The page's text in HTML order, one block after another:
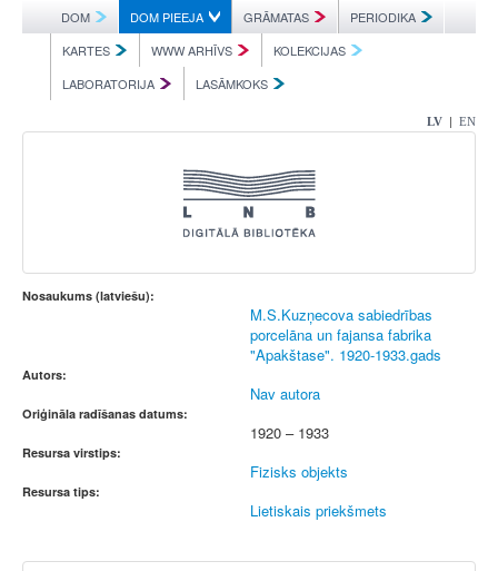
DOM DOM PIEEJA GRĀMATAS
PERIODIKA
KARTES
WWW ARHĪVS
KOLEKCIJAS
LABORATORIJA
LASĀMKOKS
LV | EN
Nosaukums (latviešu):
M.S.Kuzņecova sabiedrības
porcelāna un fajansa fabrika
"Apakštase". 1920-1933.gads
Autors:
Nav autora
Oriģināla radīšanas datums:
1920 – 1933
Resursa virstips:
Fizisks objekts
Resursa tips:
Lietiskais priekšmets